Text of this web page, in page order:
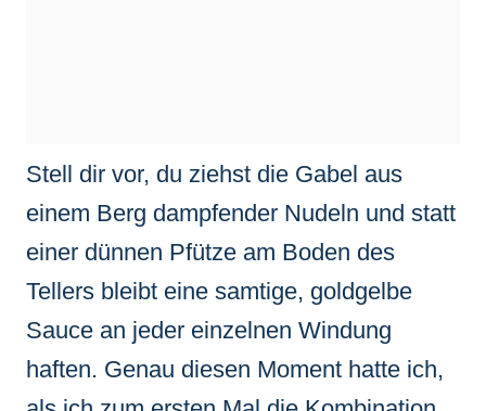
Stell dir vor, du ziehst die Gabel aus
einem Berg dampfender Nudeln und statt
einer dünnen Pfütze am Boden des
Tellers bleibt eine samtige, goldgelbe
Sauce an jeder einzelnen Windung
haften. Genau diesen Moment hatte ich,